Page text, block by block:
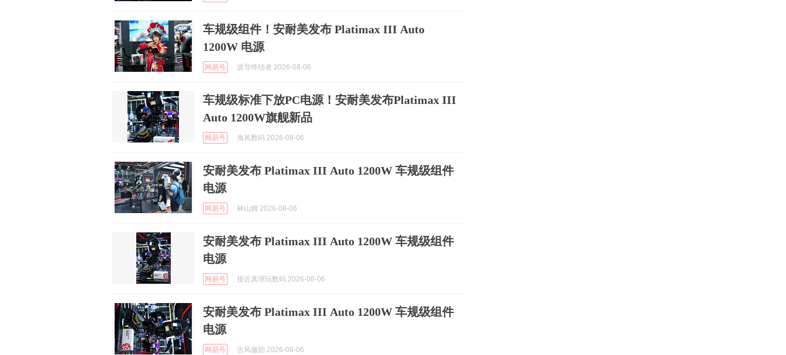
车规级组件！安耐美发布 Platimax III Auto
1200W 电源
网易号 波导终结者 2026-08-06
车规级标准下放PC电源！安耐美发布Platimax III
Auto 1200W旗舰新品
网易号 海风数码 2026-08-06
安耐美发布 Platimax III Auto 1200W 车规级组件
电源
网易号 林山姆 2026-08-06
安耐美发布 Platimax III Auto 1200W 车规级组件
电源
网易号 接近真理玩数码 2026-08-06
安耐美发布 Platimax III Auto 1200W 车规级组件
电源
网易号 古风徽韵 2026-08-06